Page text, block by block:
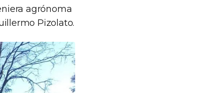
agrónoma
Pizolato.